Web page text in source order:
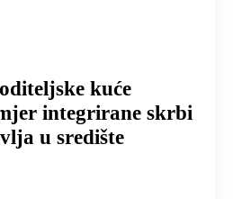
kuće
integrirane skrbi
u središte